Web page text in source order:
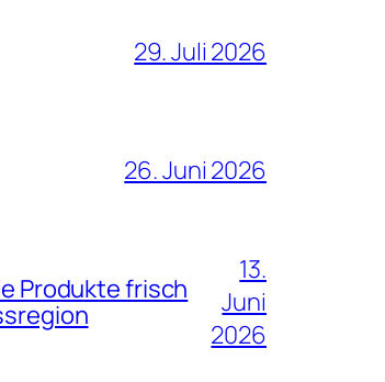
29. Juli 2026
26. Juni 2026
Produkte frisch
13.
Juni
2026